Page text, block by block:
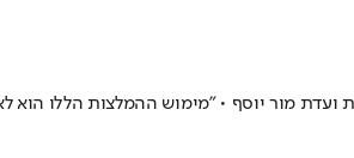
מור יוסף • "מימוש ההמלצות הללו הוא